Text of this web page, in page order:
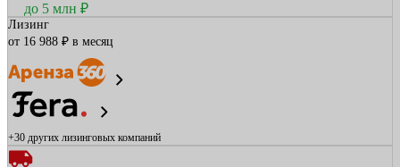
до 5 млн ₽
Лизинг
от 16 988 ₽ в месяц
+30 других лизинговых компаний